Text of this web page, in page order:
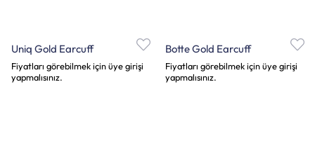
Uniq Gold Earcuff
Fiyatları görebilmek için üye girişi
yapmalısınız.
Botte Gold Earcuff
Fiyatları görebilmek için üye girişi
yapmalısınız.